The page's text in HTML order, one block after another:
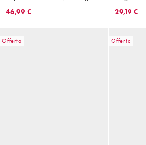
senza colletto kaki
46,99 €
29,19 €
Offerta Offerta